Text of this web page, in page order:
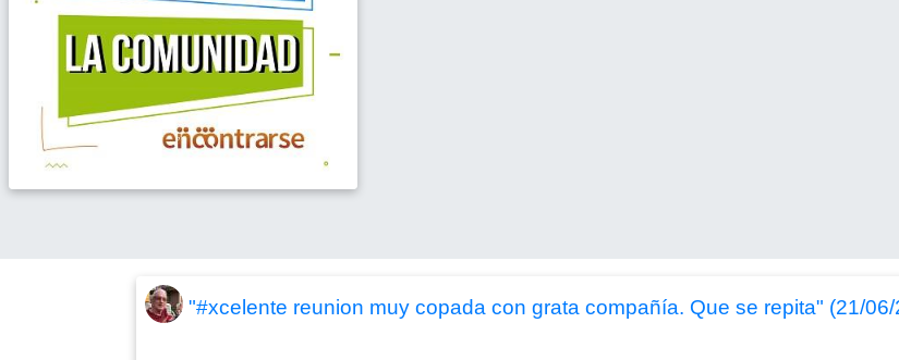
"#xcelente reunion muy copada con grata compañía. Que se repita" (21/